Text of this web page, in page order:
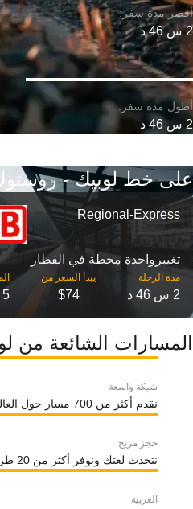
2 س 46 د
2 س 46 د
على خط لوبيك -
Regional-Express
تغییرواحدة محطة في القطار
مدة الرحلة
2 س 46 د $74
5
المسارات الشائعة من
شبكة واسعة
نقدم أكثر من 700 مسار حول العالم.
حجز مريح
نتحدث لغتك ونوفر أكثر من 20 طريقة دفع.
العربية